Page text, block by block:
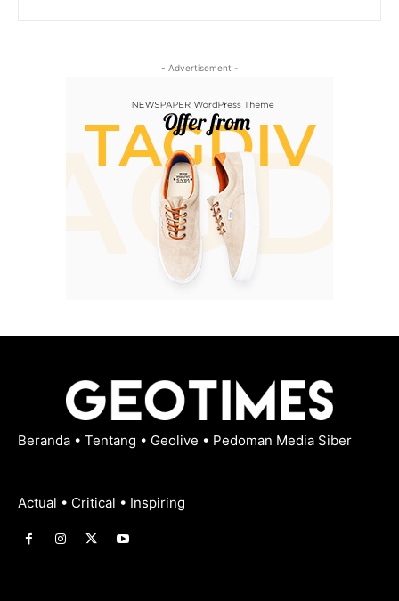
- Advertisement -
Beranda • Tentang • Geolive • Pedoman Media Siber
Actual • Critical • Inspiring